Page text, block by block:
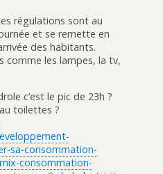
régulations sont au
et se remette en
des habitants.
comme les lampes, la tv,
c’est le pic de 23h ?
toilettes ?
sa-consommation-
consommation-